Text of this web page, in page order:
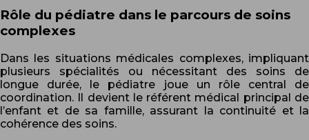
Rôle du pédiatre dans le parcours de soins
complexes
Dans les situations médicales complexes, impliquant
plusieurs spécialités ou nécessitant des soins de
longue durée, le pédiatre joue un rôle central de
coordination. Il devient le référent médical principal de
l’enfant et de sa famille, assurant la continuité et la
cohérence des soins.